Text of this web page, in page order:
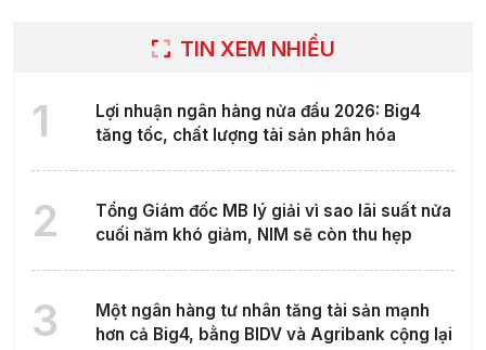
TIN XEM NHIỀU
1
Lợi nhuận ngân hàng nửa đầu 2026: Big4
tăng tốc, chất lượng tài sản phân hóa
2
Tổng Giám đốc MB lý giải vì sao lãi suất nửa
cuối năm khó giảm, NIM sẽ còn thu hẹp
3
Một ngân hàng tư nhân tăng tài sản mạnh
hơn cả Big4, bằng BIDV và Agribank cộng lại